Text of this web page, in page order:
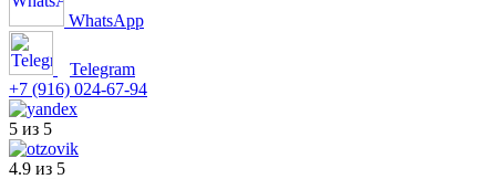
WhatsApp
Telegram
+7 (916) 024-67-94
5 из 5
4.9 из 5